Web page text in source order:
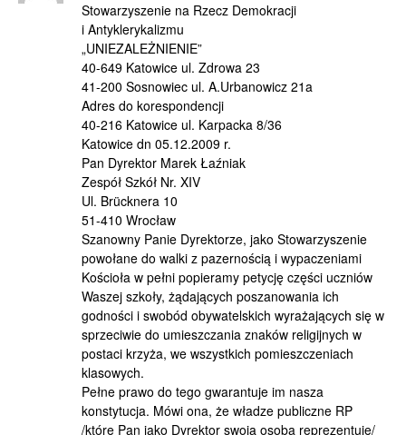
Stowarzyszenie na Rzecz Demokracji
i Antyklerykalizmu
„UNIEZALEŻNIENIE”
40-649 Katowice ul. Zdrowa 23
41-200 Sosnowiec ul. A.Urbanowicz 21a
Adres do korespondencji
40-216 Katowice ul. Karpacka 8/36
Katowice dn 05.12.2009 r.
Pan Dyrektor Marek Łaźniak
Zespół Szkół Nr. XIV
Ul. Brücknera 10
51-410 Wrocław
Szanowny Panie Dyrektorze, jako Stowarzyszenie
powołane do walki z pazernością i wypaczeniami
Kościoła w pełni popieramy petycję części uczniów
Waszej szkoły, żądających poszanowania ich
godności i swobód obywatelskich wyrażających się w
sprzeciwie do umieszczania znaków religijnych w
postaci krzyża, we wszystkich pomieszczeniach
klasowych.
Pełne prawo do tego gwarantuje im nasza
konstytucja. Mówi ona, że władze publiczne RP
/które Pan jako Dyrektor swoją osoba reprezentuje/